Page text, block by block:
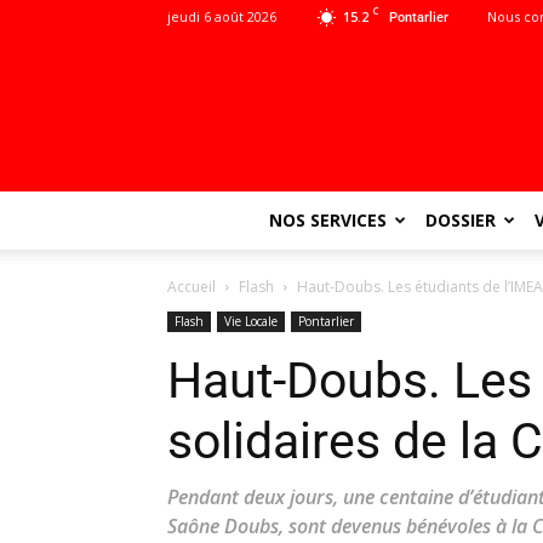
15.2 C Pontarlier
jeudi 6 août 2026 Nous
NOS SERVICES DOSSIER
Accueil Flash Haut-Doubs. Les étudiants de
Flash Vie Locale Pontarlier
Haut-Doubs.
solidaires de la
Pendant deux jours, une centaine
Saône Doubs, sont devenus bénévoles à la